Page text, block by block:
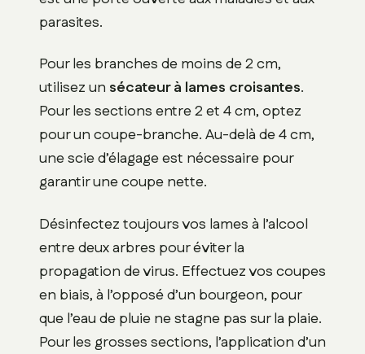
parasites.
Pour les branches de moins de 2 cm,
utilisez un sécateur à lames croisantes.
Pour les sections entre 2 et 4 cm, optez
pour un coupe-branche. Au-delà de 4 cm,
une scie d’élagage est nécessaire pour
garantir une coupe nette.
Désinfectez toujours vos lames à l’alcool
entre deux arbres pour éviter la
propagation de virus. Effectuez vos coupes
en biais, à l’opposé d’un bourgeon, pour
que l’eau de pluie ne stagne pas sur la plaie.
Pour les grosses sections, l’application d’un